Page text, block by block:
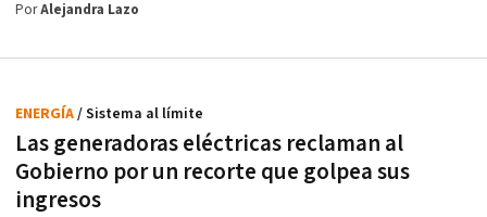
PorAlejandra Lazo
Las generadoras eléctricas reclaman al
Gobierno por un recorte que golpea sus
ingresos
ENERGÍA/ Sistema al límite